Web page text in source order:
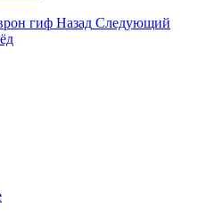
гиф Назад Следующий